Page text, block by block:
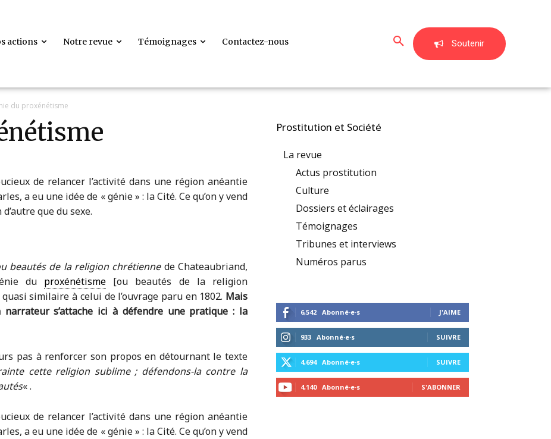
Soutenir
actions Notre revue Témoignages Contactez-nous
du proxénétisme
de relancer l’activité dans une région anéantie
a eu une idée de « génie » : la Cité. Ce qu’on y vend
que du sexe.
beautés de la religion chrétiennede Chateaubriand,
du proxénétisme [ou beautés de la religion
similaire à celui de l’ouvrage paru en 1802. Mais
s’attache ici à défendre une pratique : la
pas à renforcer son propos en détournant le texte
cette religion sublime ; défendons-la contre la
« .
de relancer l’activité dans une région anéantie
a eu une idée de « génie » : la Cité. Ce qu’on y vend
Prostitution et Société
La revue
Actus prostitution
Culture
Dossiers et éclairages
Témoignages
Tribunes et interviews
Numéros parus
6,542 Abonné·e·s J'AIME
933 Abonné·e·s SUIVRE
4,694 Abonné·e·s SUIVRE
4,140 Abonné·e·s S'ABONNER